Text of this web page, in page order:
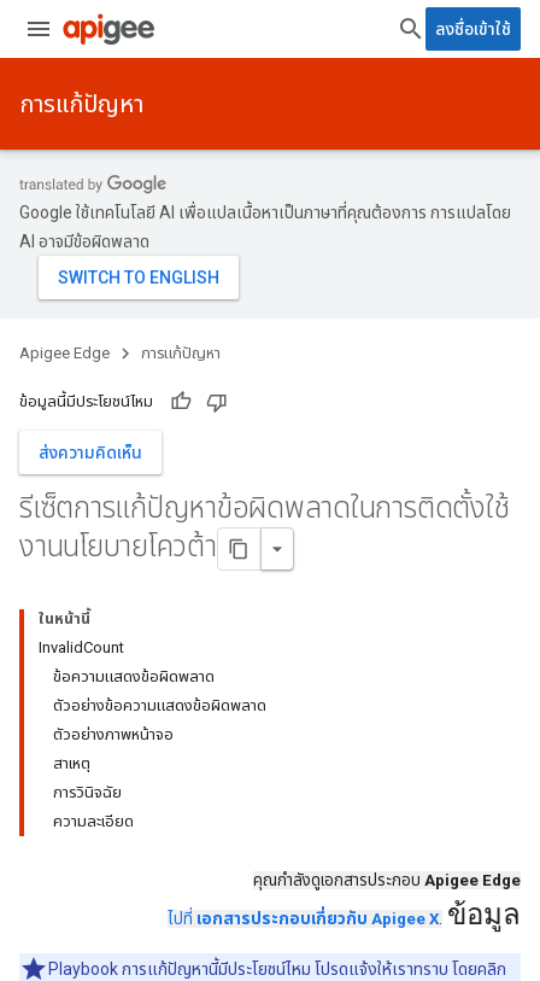
ลงชื่อเข้าใช้
การแก้ปัญหา
Google ใช้เทคโนโลยี AI เพื่อแปลเนื้อหาเป็นภาษาที่คุณต้องการ การแปลโดย
AI อาจมีข้อผิดพลาด
Apigee Edge การแก้ปัญหา
ข้อมูลนี้มีประโยชน์ไหม
ส่งความคิดเห็น
รีเซ็ตการแก้ปัญหาข้อผิดพลาดในการติดตั้งใช้
งานนโยบายโควต้า
ในหน้านี้
InvalidCount
ข้อความแสดงข้อผิดพลาด
ตัวอย่างข้อความแสดงข้อผิดพลาด
ตัวอย่างภาพหน้าจอ
สาเหตุ
การวินิจฉัย
ความละเอียด
คุณกำลังดูเอกสารประกอบ Apigee Edge
ไปที่ เอกสารประกอบเกี่ยวกับ Apigee X. ข้อมูล
Playbook การแก้ปัญหานี้มีประโยชน์ไหม โปรดแจ้งให้เราทราบ โดยคลิก